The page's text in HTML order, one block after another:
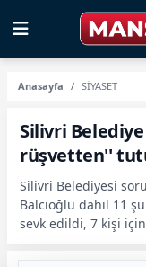
Anasayfa SİYASET
Silivri
rüşvetten''
Silivri Belediyesi
Balcıoğlu dahil 11
sevk edildi, 7 kişi